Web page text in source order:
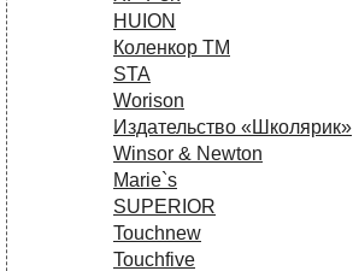
HUION
Коленкор ТМ
STA
Worison
Издательство «Школярик»
Winsor & Newton
Marie`s
SUPERIOR
Touchnew
Touchfive